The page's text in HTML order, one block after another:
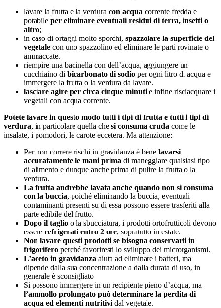
lavare la frutta e la verdura con acqua corrente fredda e
potabile per eliminare eventuali residui di terra, insetti o
altro;
in caso di ortaggi molto sporchi, spazzolare la superficie del
vegetale con uno spazzolino ed eliminare le parti rovinate o
ammaccate.
riempire una bacinella con dell’acqua, aggiungere un
cucchiaino di bicarbonato di sodio per ogni litro di acqua e
immergere la frutta o la verdura da lavare.
lasciare agire per circa cinque minuti e infine risciacquare i
vegetali con acqua corrente.
Potete lavare in questo modo tutti i tipi di frutta e tutti i tipi di
verdura, in particolare quella che si consuma cruda come le
insalate, i pomodori, le carote eccetera. Ma attenzione:
Per non correre rischi in gravidanza è bene lavarsi
accuratamente le mani prima di maneggiare qualsiasi tipo
di alimento e dunque anche prima di pulire la frutta o la
verdura.
La frutta andrebbe lavata anche quando non si consuma
con la buccia, poiché eliminando la buccia, eventuali
contaminanti presenti su di essa possono essere trasferiti alla
parte edibile del frutto.
Dopo il taglio o la sbucciatura, i prodotti ortofrutticoli devono
essere refrigerati entro 2 ore, sopratutto in estate.
Non lavare questi prodotti se bisogna conservarli in
frigorifero perché favoriresti lo sviluppo dei microrganismi.
L’aceto in gravidanza aiuta ad eliminare i batteri, ma
dipende dalla sua concentrazione a dalla durata di uso, in
generale è sconsigliato
Si possono immergere in un recipiente pieno d’acqua, ma
l’ammollo prolungato può determinare la perdita di
acqua ed elementi nutritivi dal vegetale.